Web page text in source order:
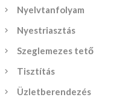
Nyelvtanfolyam
Nyestriasztás
Szeglemezes tető
Tisztítás
Üzletberendezés